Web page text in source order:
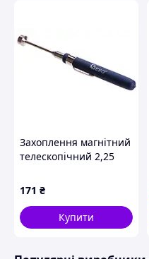
Захоплення магнітний
телескопічний 2,25
171 ₴
Купити